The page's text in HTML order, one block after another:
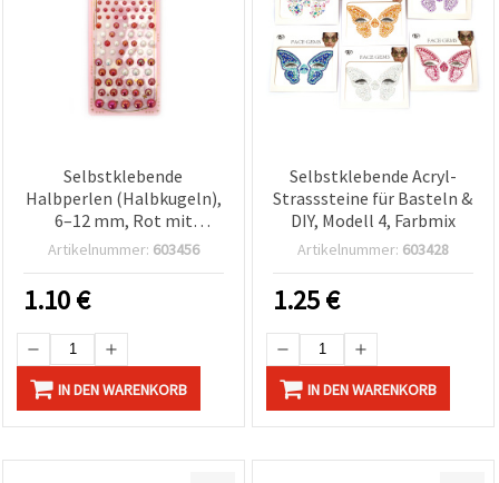
Selbstklebende
Halbperlen (Halbkugeln),
6–12 mm, Rot mit
Regenbogen-Effekt,
Artikelnummer: 603456
1.10€
IN DEN WARENKORB
Selbstklebende Acryl-
Strasssteine für Basteln &
DIY, Modell 4, Farbmix
Artikelnummer: 603428
1.25€
IN DEN WARENKORB